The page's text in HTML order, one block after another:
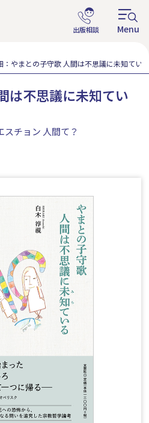
：やまとの子守歌 人間は不思議に未知てい
は不思議に未知てい
チョン 人間て？